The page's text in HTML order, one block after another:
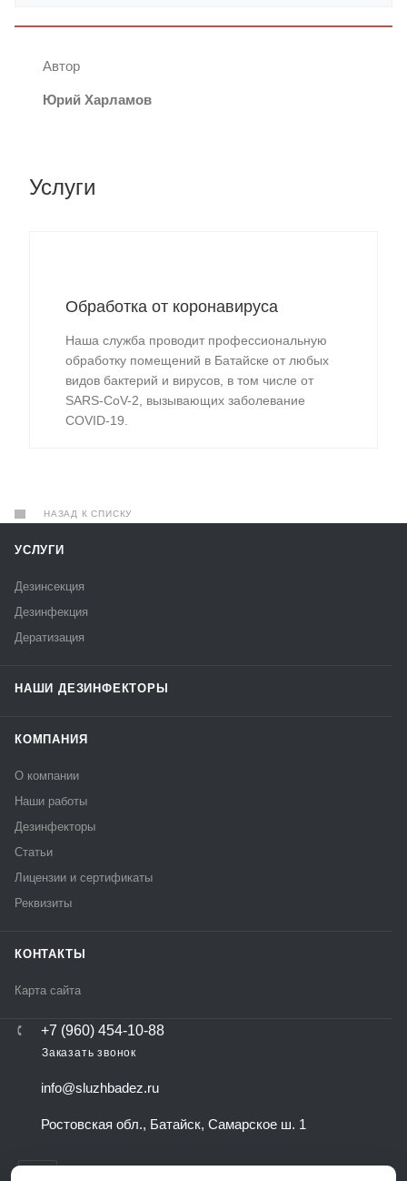
Автор
Юрий Харламов
Услуги
Обработка от коронавируса
Наша служба проводит профессиональную
обработку помещений в Батайске от любых
видов бактерий и вирусов, в том числе от
SARS-CoV-2, вызывающих заболевание
COVID-19.
НАЗАД К СПИСКУ
УСЛУГИ
Дезинсекция
Дезинфекция
Дератизация
НАШИ ДЕЗИНФЕКТОРЫ
КОМПАНИЯ
О компании
Наши работы
Дезинфекторы
Статьи
Лицензии и сертификаты
Реквизиты
КОНТАКТЫ
Карта сайта
+7 (960) 454-10-88
Заказать звонок
info@sluzhbadez.ru
Ростовская обл., Батайск, Самарское ш. 1